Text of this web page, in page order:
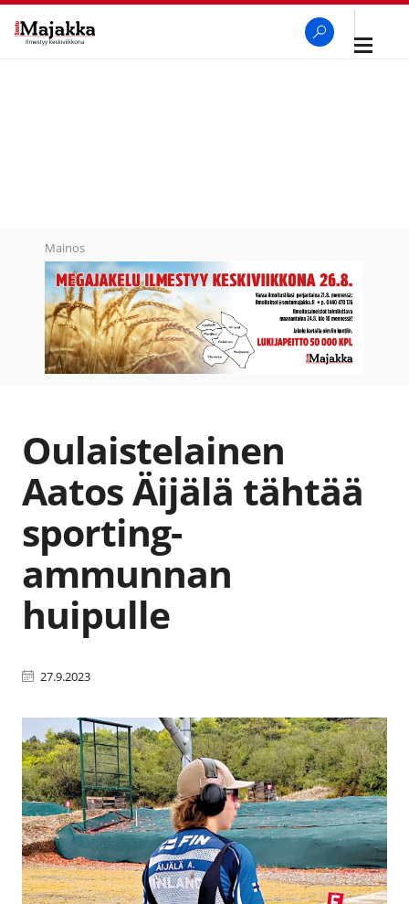
Avaa
Mainos
Oulaistelainen
Aatos Äijälä tähtää
sporting-
ammunnan
huipulle
27.9.2023